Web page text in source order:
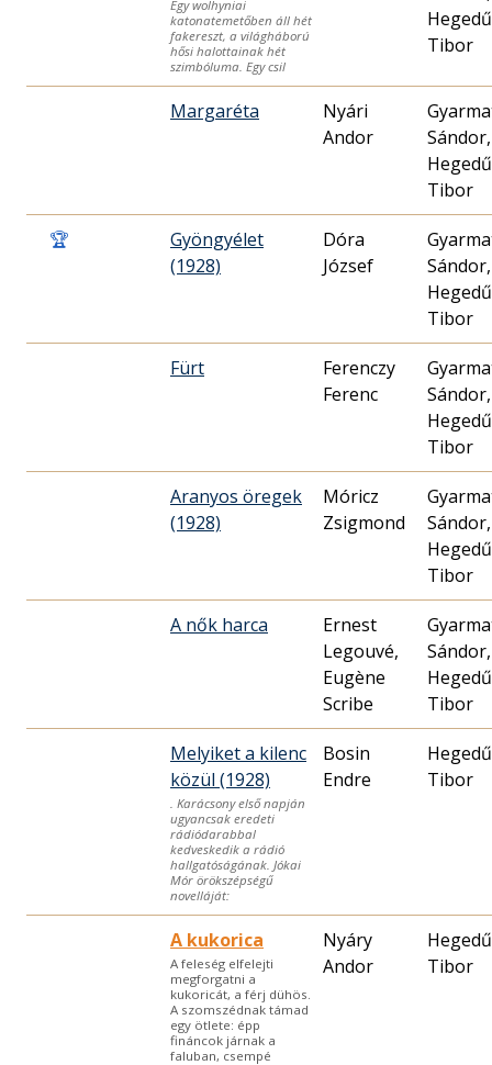
Egy wolhyniai
katonatemetőben áll hét
fakereszt, a világháború
hősi halottainak hét
szimbóluma. Egy csil
Tibor
Margaréta
Nyári
Andor
Sándor,
Tibor
🏆
Gyöngyélet
(1928)
Dóra
József
Sándor,
Tibor
Fürt
Ferenczy
Ferenc
Sándor,
Tibor
Aranyos öregek
(1928)
Móricz
Zsigmond
Sándor,
Tibor
A nők harca
Ernest
Legouvé,
Eugène
Scribe
Sándor,
Tibor
Melyiket a kilenc
közül (1928)
. Karácsony első napján
ugyancsak eredeti
rádiódarabbal
kedveskedik a rádió
hallgatóságának. Jókai
Mór örökszépségű
novelláját:
Bosin
Endre
Tibor
A kukorica
A feleség elfelejti
megforgatni a
kukoricát, a férj dühös.
A szomszédnak támad
egy ötlete: épp
fináncok járnak a
faluban, csempé
Nyáry
Andor
Tibor